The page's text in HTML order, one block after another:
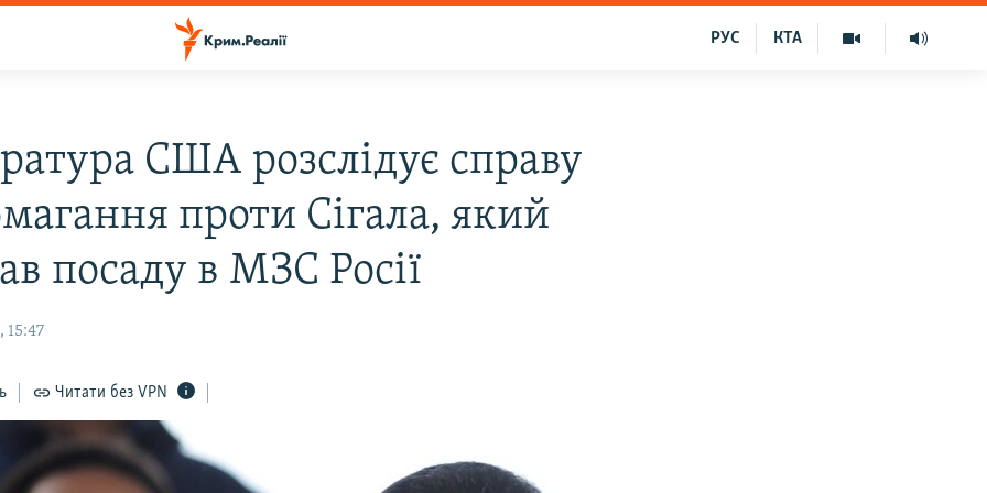
КТА
РУС
США розслідує справу
проти Сігала, який
посаду в МЗС Росії
15:47
Читати без VPN